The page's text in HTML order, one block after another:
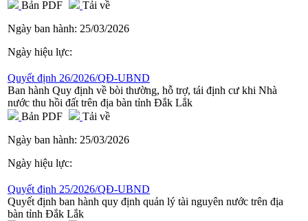
Bản PDF
Tải về
Ngày ban hành: 25/03/2026
Ngày hiệu lực:
Quyết định 26/2026/QĐ-UBND
Ban hành Quy định về bòi thường, hỗ trợ, tái định cư khi Nhà
nước thu hồi đất trên địa bàn tỉnh Đắk Lắk
Bản PDF
Tải về
Ngày ban hành: 25/03/2026
Ngày hiệu lực:
Quyết định 25/2026/QĐ-UBND
Quyết định ban hành quy định quản lý tài nguyên nước trên địa
bàn tỉnh Đắk Lắk